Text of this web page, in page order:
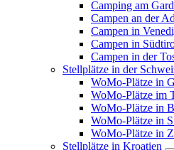
Camping am
Campen an der
Campen in
Campen in
Campen in der
Stellplätze in der
WoMo-Plätze in
WoMo-Plätze im
WoMo-Plätze in
WoMo-Plätze in
WoMo-Plätze in
Stellplätze in Kroatien